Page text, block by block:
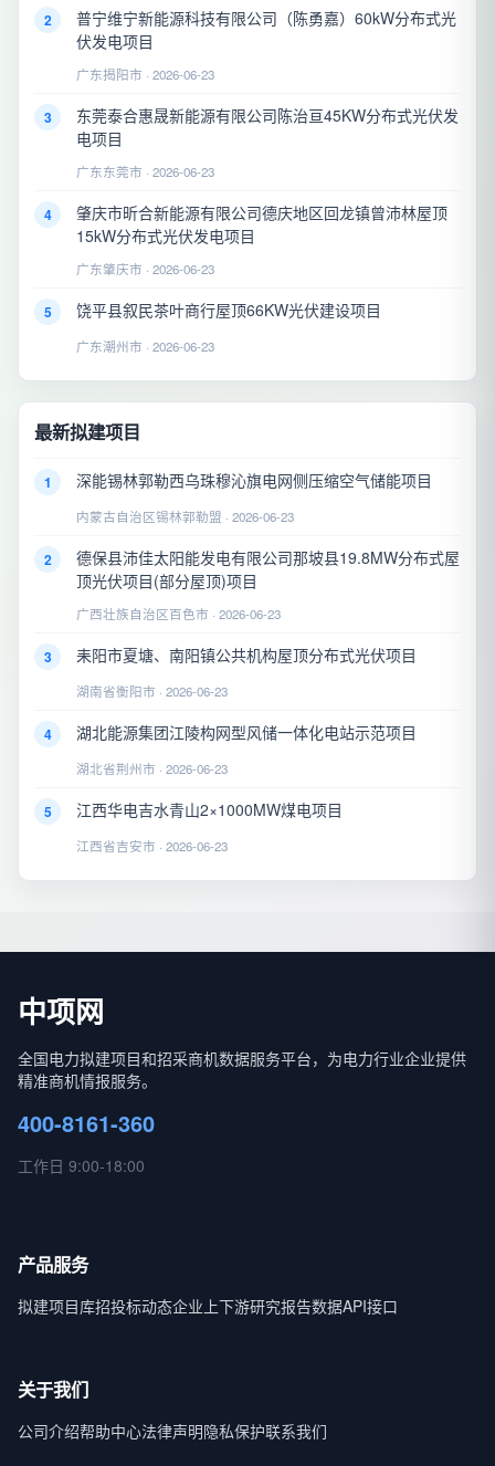
2
普宁维宁新能源科技有限公司（陈勇嘉）60kW分布式光
伏发电项目
广东揭阳市 · 2026-06-23
3
东莞泰合惠晟新能源有限公司陈治亘45KW分布式光伏发
电项目
广东东莞市 · 2026-06-23
4
肇庆市昕合新能源有限公司德庆地区回龙镇曾沛林屋顶
15kW分布式光伏发电项目
广东肇庆市 · 2026-06-23
5 饶平县叙民茶叶商行屋顶66KW光伏建设项目
广东潮州市 · 2026-06-23
最新拟建项目
1 深能锡林郭勒西乌珠穆沁旗电网侧压缩空气储能项目
内蒙古自治区锡林郭勒盟 · 2026-06-23
2
德保县沛佳太阳能发电有限公司那坡县19.8MW分布式屋
顶光伏项目(部分屋顶)项目
广西壮族自治区百色市 · 2026-06-23
3 耒阳市夏塘、南阳镇公共机构屋顶分布式光伏项目
湖南省衡阳市 · 2026-06-23
4 湖北能源集团江陵构网型风储一体化电站示范项目
湖北省荆州市 · 2026-06-23
5 江西华电吉水青山2×1000MW煤电项目
江西省吉安市 · 2026-06-23
中项网
全国电力拟建项目和招采商机数据服务平台，为电力行业企业提供
精准商机情报服务。
400-8161-360
工作日 9:00-18:00
产品服务
拟建项目库招投标动态企业上下游研究报告数据API接口
关于我们
公司介绍帮助中心法律声明隐私保护联系我们